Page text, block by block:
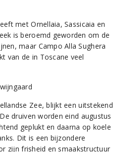
met Ornellaia, Sassicaia en
is beroemd geworden om de
maar Campo Alla Sughera
van de in Toscane veel
Zee, blijkt een uitstekend
druiven worden eind augustus
geplukt en daarna op koele
Dit is een bijzondere
zijn frisheid en smaakstructuur